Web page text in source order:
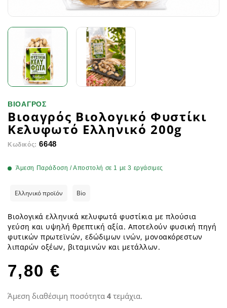
ΒΙΟΑΓΡΟΣ
Βιοαγρός Βιολογικό Φυστίκι
Κελυφωτό Ελληνικό 200g
Κωδικός: 6648
Άμεση Παράδοση / Αποστολή σε 1 με 3 εργάσιμες
Ελληνικό προϊόν Bio
Βιολογικά ελληνικά κελυφωτά φυστίκια με πλούσια
γεύση και υψηλή θρεπτική αξία. Αποτελούν φυσική πηγή
φυτικών πρωτεϊνών, εδώδιμων ινών, μονοακόρεστων
λιπαρών οξέων, βιταμινών και μετάλλων.
7,80 €
Άμεση διαθέσιμη ποσότητα 4 τεμάχια.